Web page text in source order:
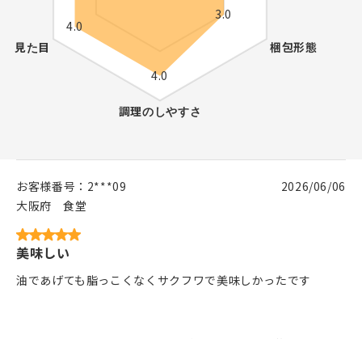
お客様番号： 2***09
大阪府
食堂
2026/06/06
美味しい
油であげても脂っこくなくサクフワで美味しかったです